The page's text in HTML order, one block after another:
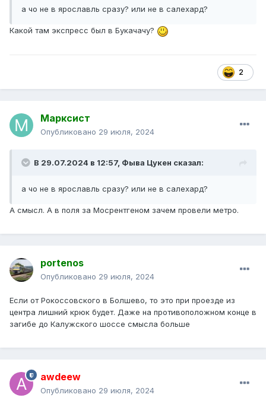
а чо не в ярославль сразу? или не в салехард?
Какой там экспресс был в Букачачу?
2
Марксист
Опубликовано 29 июля, 2024
В 29.07.2024 в 12:57, Фыва Цукен сказал:
а чо не в ярославль сразу? или не в салехард?
А смысл. А в поля за Мосрентгеном зачем провели метро.
portenos
Опубликовано 29 июля, 2024
Если от Рокоссовского в Болшево, то это при проезде из
центра лишний крюк будет. Даже на противоположном конце в
загибе до Калужского шоссе смысла больше
awdeew
Опубликовано 29 июля, 2024